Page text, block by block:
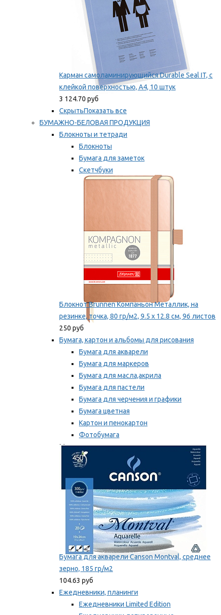
Карман самоламинирующийся Durable Seal IT, с
клейкой поверхностью, A4, 10 штук
3 124.70 руб
СкрытьПоказать все
БУМАЖНО-БЕЛОВАЯ ПРОДУКЦИЯ
Блокноты и тетради
Блокноты
Бумага для заметок
Скетчбуки
Тетради
Блокнот Brunnen Компаньон Металлик, на
резинке, точка, 80 гр/м2, 9.5 х 12.8 см, 96 листов
250 руб
Бумага, картон и альбомы для рисования
Бумага для акварели
Бумага для маркеров
Бумага для масла,акрила
Бумага для пастели
Бумага для черчения и графики
Бумага цветная
Картон и пенокартон
Фотобумага
Мы рекомендуем
Бумага для акварели Canson Montval, среднее
зерно, 185 гр/м2
104.63 руб
Ежедневники, планинги
Ежедневники Limited Edition